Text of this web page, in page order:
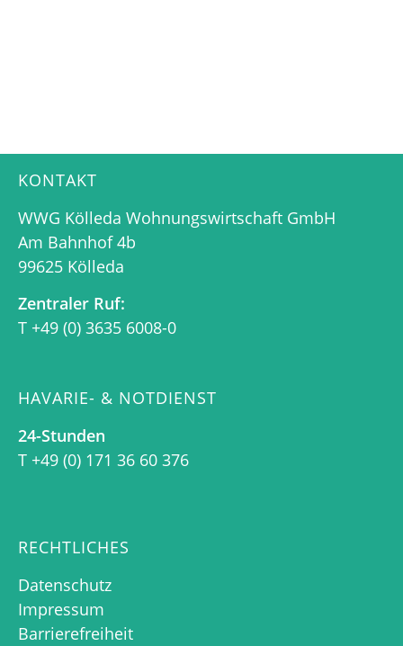
KONTAKT
WWG Kölleda Wohnungswirtschaft GmbH
Am Bahnhof 4b
99625 Kölleda
Zentraler Ruf:
T +49 (0) 3635 6008-0
HAVARIE- & NOTDIENST
24-Stunden
T +49 (0) 171 36 60 376
RECHTLICHES
Datenschutz
Impressum
Barrierefreiheit